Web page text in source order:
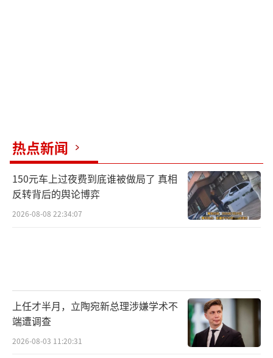
热点新闻
150元车上过夜费到底谁被做局了 真相
反转背后的舆论博弈
2026-08-08 22:34:07
上任才半月，立陶宛新总理涉嫌学术不
端遭调查
2026-08-03 11:20:31